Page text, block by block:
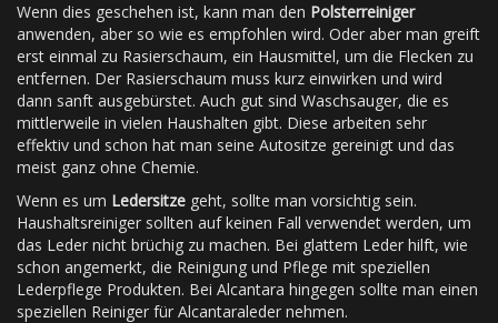
Wenn dies geschehen ist, kann man den Polsterreiniger
anwenden, aber so wie es empfohlen wird. Oder aber man greift
erst einmal zu Rasierschaum, ein Hausmittel, um die Flecken zu
entfernen. Der Rasierschaum muss kurz einwirken und wird
dann sanft ausgebürstet. Auch gut sind Waschsauger, die es
mittlerweile in vielen Haushalten gibt. Diese arbeiten sehr
effektiv und schon hat man seine Autositze gereinigt und das
meist ganz ohne Chemie.
Wenn es um Ledersitze geht, sollte man vorsichtig sein.
Haushaltsreiniger sollten auf keinen Fall verwendet werden, um
das Leder nicht brüchig zu machen. Bei glattem Leder hilft, wie
schon angemerkt, die Reinigung und Pflege mit speziellen
Lederpflege Produkten. Bei Alcantara hingegen sollte man einen
speziellen Reiniger für Alcantaraleder nehmen.